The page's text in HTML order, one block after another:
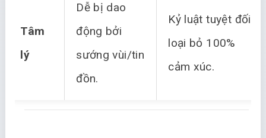
Tâm
lý
Dễ bị dao
động bởi
sướng vùi/tin
đồn.
Kỷ luật tuyệt đối,
loại bỏ 100%
cảm xúc.